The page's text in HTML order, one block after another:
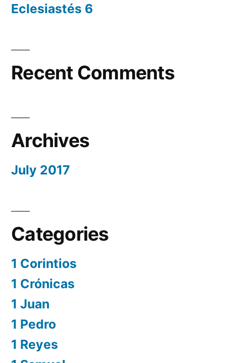
Eclesiastés 6
Recent Comments
Archives
July 2017
Categories
1 Corintios
1 Crónicas
1 Juan
1 Pedro
1 Reyes